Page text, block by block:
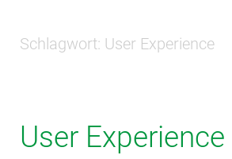
Schlagwort: User Experience
User